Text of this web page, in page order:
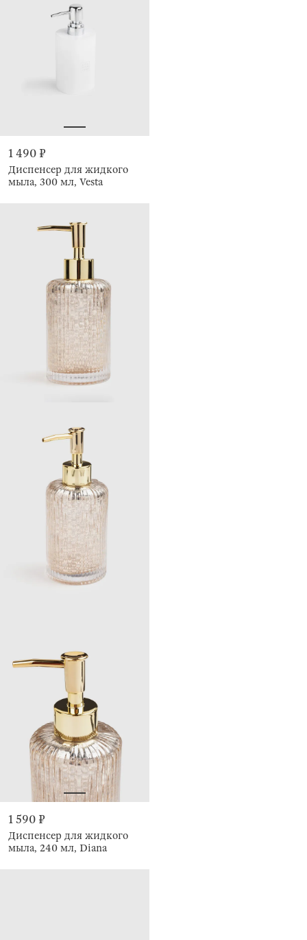
1 490 ₽
Диспенсер для жидкого
мыла, 300 мл, Vesta
1 590 ₽
Диспенсер для жидкого
мыла, 240 мл, Diana